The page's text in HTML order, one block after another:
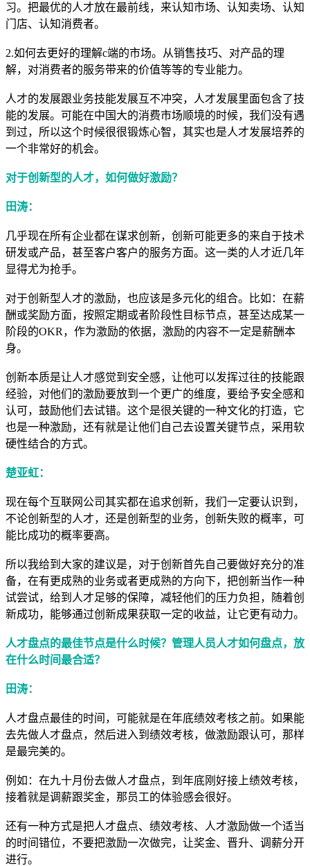
习。把最优的人才放在最前线，来认知市场、认知卖场、认知
门店、认知消费者。
2.如何去更好的理解c端的市场。从销售技巧、对产品的理
解，对消费者的服务带来的价值等等的专业能力。
人才的发展跟业务技能发展互不冲突，人才发展里面包含了技
能的发展。可能在中国大的消费市场顺境的时候，我们没有遇
到过，所以这个时候很很锻炼心智，其实也是人才发展培养的
一个非常好的机会。
对于创新型的人才，如何做好激励？
田涛：
几乎现在所有企业都在谋求创新，创新可能更多的来自于技术
研发或产品，甚至客户客户的服务方面。这一类的人才近几年
显得尤为抢手。
对于创新型人才的激励，也应该是多元化的组合。比如：在薪
酬或奖励方面，按照定期或者阶段性目标节点，甚至达成某一
阶段的OKR，作为激励的依据，激励的内容不一定是薪酬本
身。
创新本质是让人才感觉到安全感，让他可以发挥过往的技能跟
经验，对他们的激励要放到一个更广的维度，要给予安全感和
认可，鼓励他们去试错。这个是很关键的一种文化的打造，它
也是一种激励，还有就是让他们自己去设置关键节点，采用软
硬性结合的方式。
楚亚虹：
现在每个互联网公司其实都在追求创新，我们一定要认识到，
不论创新型的人才，还是创新型的业务，创新失败的概率，可
能比成功的概率要高。
所以我给到大家的建议是，对于创新首先自己要做好充分的准
备，在有更成熟的业务或者更成熟的方向下，把创新当作一种
试尝试，给到人才足够的保障，减轻他们的压力负担，随着创
新成功，能够通过创新成果获取一定的收益，让它更有动力。
人才盘点的最佳节点是什么时候？管理人员人才如何盘点，放
在什么时间最合适？
田涛：
人才盘点最佳的时间，可能就是在年底绩效考核之前。如果能
去先做人才盘点，然后进入到绩效考核，做激励跟认可，那样
是最完美的。
例如：在九十月份去做人才盘点，到年底刚好接上绩效考核，
接着就是调薪跟奖金，那员工的体验感会很好。
还有一种方式是把人才盘点、绩效考核、人才激励做一个适当
的时间错位，不要把激励一次做完，让奖金、晋升、调薪分开
进行。